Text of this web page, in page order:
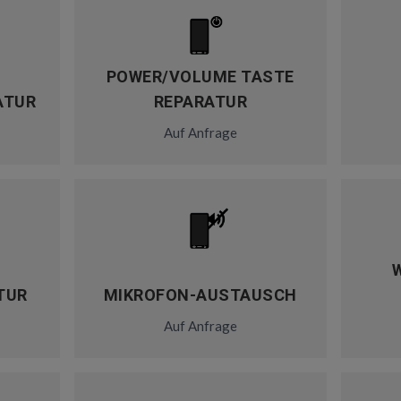
POWER/VOLUME TASTE
REPARATUR
Auf Anfrage
MIKROFON-AUSTAUSCH
Auf Anfrage